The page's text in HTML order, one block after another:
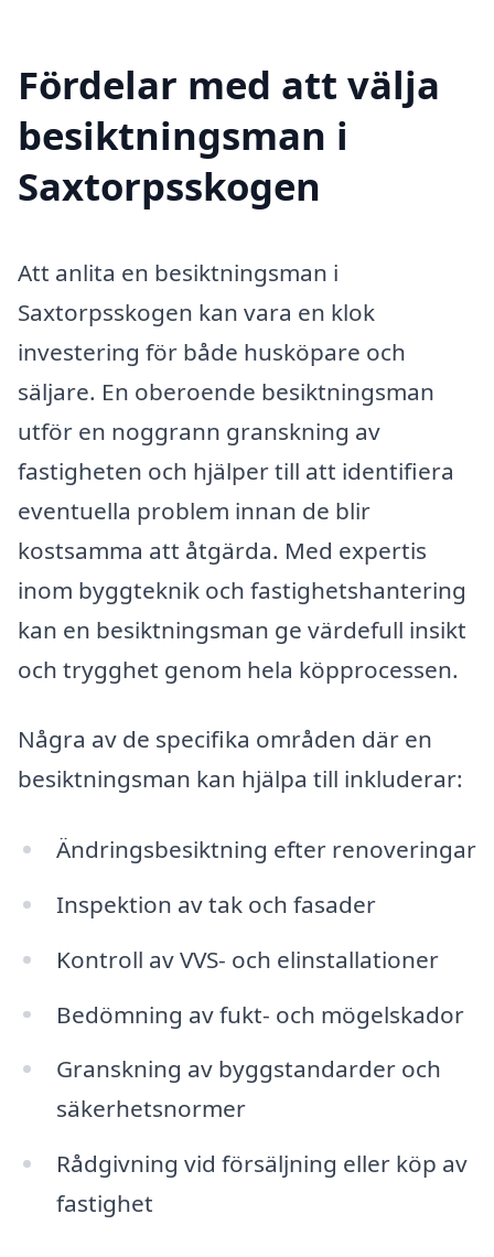
Fördelar med att välja
besiktningsman i
Saxtorpsskogen
Att anlita en besiktningsman i
Saxtorpsskogen kan vara en klok
investering för både husköpare och
säljare. En oberoende besiktningsman
utför en noggrann granskning av
fastigheten och hjälper till att identifiera
eventuella problem innan de blir
kostsamma att åtgärda. Med expertis
inom byggteknik och fastighetshantering
kan en besiktningsman ge värdefull insikt
och trygghet genom hela köpprocessen.
Några av de specifika områden där en
besiktningsman kan hjälpa till inkluderar:
Ändringsbesiktning efter renoveringar
Inspektion av tak och fasader
Kontroll av VVS- och elinstallationer
Bedömning av fukt- och mögelskador
Granskning av byggstandarder och
säkerhetsnormer
Rådgivning vid försäljning eller köp av
fastighet